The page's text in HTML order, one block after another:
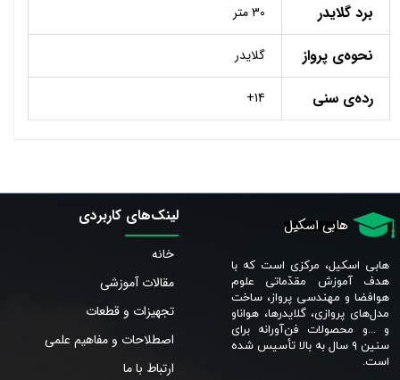
برد گلایدر 30 متر
نحوه‌ی پرواز گلایدر
رده‌ی سنی 14+
هابی اسکیل
هابی اسکیل، مرکزی است که با
هدف آموزش مقدّماتی علوم
هوافضا و مهندسی پرواز، ساخت
مدل‌های پروازی، گلایدرها، هواناو
و ...و محصولات فن‌آورانه برای
سنین ٩ سال به بالا تأسیس شده
است.​​​​​​​
لینک‌های کاربردی
خانه
مقالات آموزشی
تجهیزات و قطعات
اصطلاحات و مفاهیم علمی
ارتباط با ما